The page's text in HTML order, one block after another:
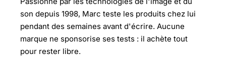
son depuis 1998, Marc teste les produits chez lui
pendant des semaines avant d'écrire. Aucune
marque ne sponsorise ses tests : il achète tout
pour rester libre.